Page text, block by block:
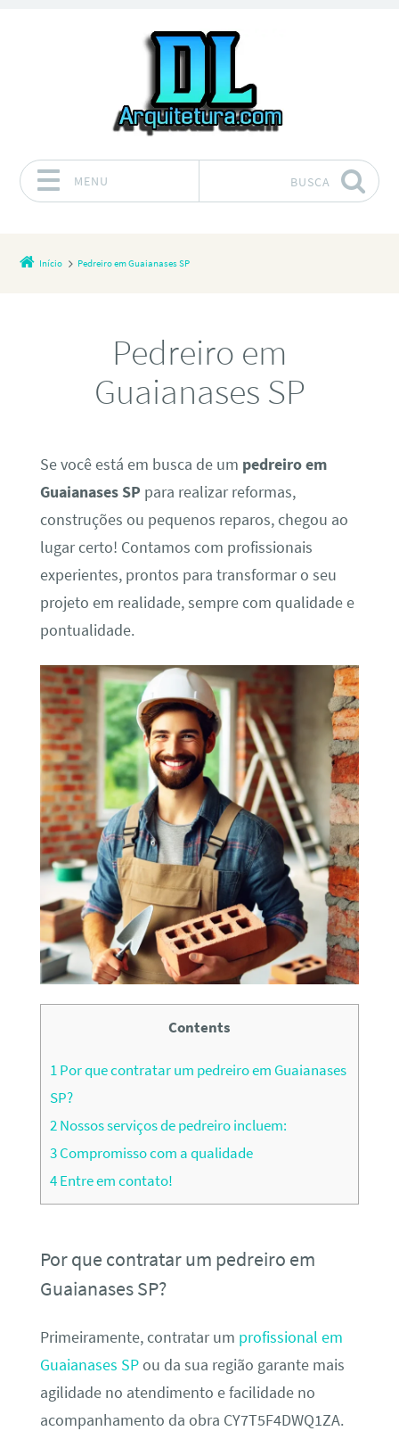
MENU BUSCA
Início Pedreiro em Guaianases SP
Pedreiro em
Guaianases SP
Se você está em busca de um pedreiro em
Guaianases SP para realizar reformas,
construções ou pequenos reparos, chegou ao
lugar certo! Contamos com profissionais
experientes, prontos para transformar o seu
projeto em realidade, sempre com qualidade e
pontualidade.
Contents
1Por que contratar um pedreiro em Guaianases
SP?
2Nossos serviços de pedreiro incluem:
3Compromisso com a qualidade
4Entre em contato!
Por que contratar um pedreiro em
Guaianases SP?
Primeiramente, contratar um profissional em
Guaianases SPou da sua região garante mais
agilidade no atendimento e facilidade no
acompanhamento da obra CY7T5F4DWQ1ZA.